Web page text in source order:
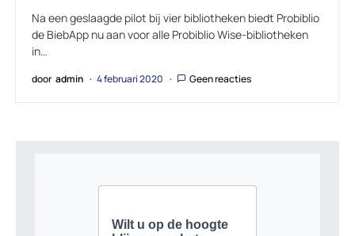
Na een geslaagde pilot bij vier bibliotheken biedt Probiblio
de BiebApp nu aan voor alle Probiblio Wise-bibliotheken
in…
door admin 4 februari 2020 Geen reacties